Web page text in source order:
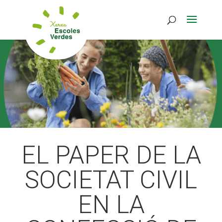
EL PAPER DE LA
SOCIETAT CIVIL
EN LA
ACTIVITATS D'ESTIU
MÓN ESCOLAR
ALBERG CENTRE ESPLAI
FORMACIÓ
ACTIVITATS D'ESTIU
MÓN ESCOLAR
ALBERG CENTRE ESPLAI
FORMACIÓ